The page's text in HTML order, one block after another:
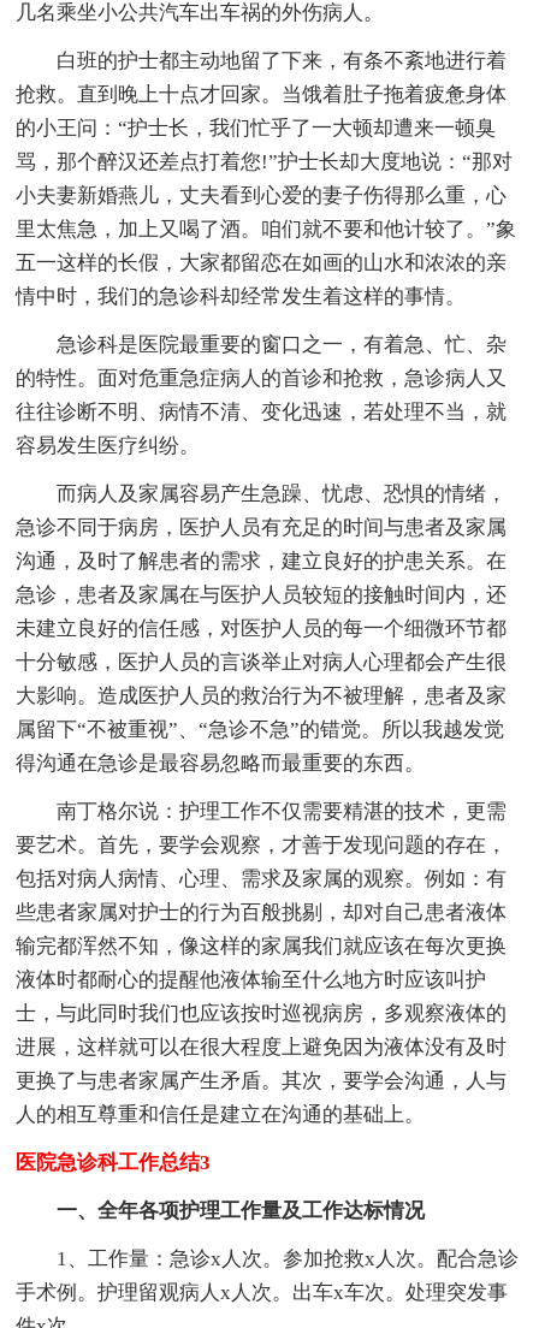
几名乘坐小公共汽车出车祸的外伤病人。
白班的护士都主动地留了下来，有条不紊地进行着
抢救。直到晚上十点才回家。当饿着肚子拖着疲惫身体
的小王问：“护士长，我们忙乎了一大顿却遭来一顿臭
骂，那个醉汉还差点打着您!”护士长却大度地说：“那对
小夫妻新婚燕儿，丈夫看到心爱的妻子伤得那么重，心
里太焦急，加上又喝了酒。咱们就不要和他计较了。”象
五一这样的长假，大家都留恋在如画的山水和浓浓的亲
情中时，我们的急诊科却经常发生着这样的事情。
急诊科是医院最重要的窗口之一，有着急、忙、杂
的特性。面对危重急症病人的首诊和抢救，急诊病人又
往往诊断不明、病情不清、变化迅速，若处理不当，就
容易发生医疗纠纷。
而病人及家属容易产生急躁、忧虑、恐惧的情绪，
急诊不同于病房，医护人员有充足的时间与患者及家属
沟通，及时了解患者的需求，建立良好的护患关系。在
急诊，患者及家属在与医护人员较短的接触时间内，还
未建立良好的信任感，对医护人员的每一个细微环节都
十分敏感，医护人员的言谈举止对病人心理都会产生很
大影响。造成医护人员的救治行为不被理解，患者及家
属留下“不被重视”、“急诊不急”的错觉。所以我越发觉
得沟通在急诊是最容易忽略而最重要的东西。
南丁格尔说：护理工作不仅需要精湛的技术，更需
要艺术。首先，要学会观察，才善于发现问题的存在，
包括对病人病情、心理、需求及家属的观察。例如：有
些患者家属对护士的行为百般挑剔，却对自己患者液体
输完都浑然不知，像这样的家属我们就应该在每次更换
液体时都耐心的提醒他液体输至什么地方时应该叫护
士，与此同时我们也应该按时巡视病房，多观察液体的
进展，这样就可以在很大程度上避免因为液体没有及时
更换了与患者家属产生矛盾。其次，要学会沟通，人与
人的相互尊重和信任是建立在沟通的基础上。
医院急诊科工作总结3
一、全年各项护理工作量及工作达标情况
1、工作量：急诊x人次。参加抢救x人次。配合急诊
手术例。护理留观病人x人次。出车x车次。处理突发事